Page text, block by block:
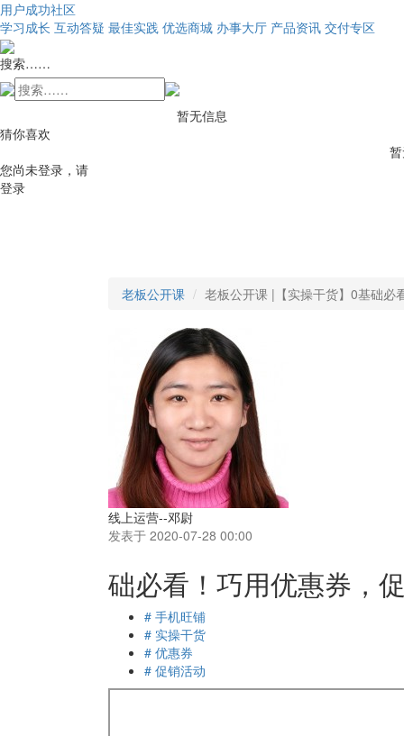
用户成功社区
学习成长 互动答疑 最佳实践 优选商城 办事大厅 产品资讯 交付专区
搜索……
暂无信息
猜你喜欢
您尚未登录，请
登录
老板公开课 老板公开课 |【实操干货】0基础必
线上运营--邓尉
发表于 2020-07-28 00:00
础必看！巧用优惠券，
# 手机旺铺
# 实操干货
# 优惠券
# 促销活动